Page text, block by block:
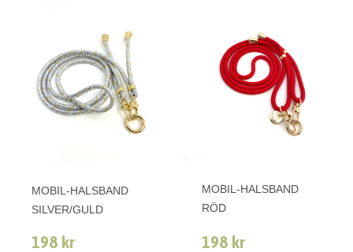
MOBIL-HALSBAND
SILVER/GULD
198 kr
MOBIL-HALSBAND
RÖD
198 kr